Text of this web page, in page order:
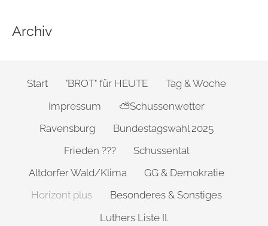
Archiv
Start "BROT" für HEUTE
Tag & Woche
Impressum
⛅Schussenwetter
Ravensburg
Bundestagswahl 2025
Frieden ???
Schussental
Altdorfer Wald/Klima
GG & Demokratie
Horizont plus
Besonderes & Sonstiges
Luthers Liste II.